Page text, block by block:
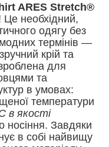
ARES Stretch®
необхідний,
одягу без
термінів —
крій та
для
та
в умовах:
температури
в якості
носіння. Завдяки
в собі найвищу